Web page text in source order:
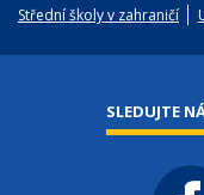
Střední školy v zahraničí
SLEDUJTE